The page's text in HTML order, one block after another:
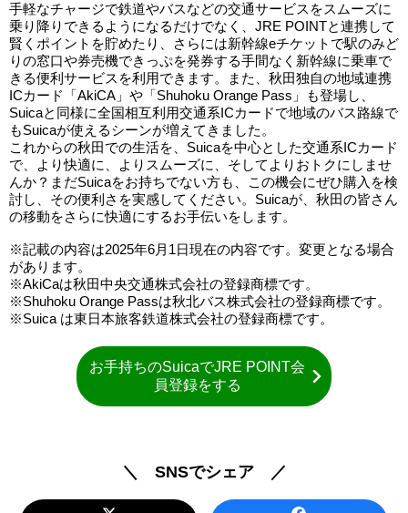
手軽なチャージで鉄道やバスなどの交通サービスをスムーズに
乗り降りできるようになるだけでなく、JRE POINTと連携して
賢くポイントを貯めたり、さらには新幹線eチケットで駅のみど
りの窓口や券売機できっぷを発券する手間なく新幹線に乗車で
きる便利サービスを利用できます。また、秋田独自の地域連携
ICカード「AkiCA」や「Shuhoku Orange Pass」も登場し、
Suicaと同様に全国相互利用交通系ICカードで地域のバス路線で
もSuicaが使えるシーンが増えてきました。
これからの秋田での生活を、Suicaを中心とした交通系ICカード
で、より快適に、よりスムーズに、そしてよりおトクにしませ
んか？まだSuicaをお持ちでない方も、この機会にぜひ購入を検
討し、その便利さを実感してください。Suicaが、秋田の皆さん
の移動をさらに快適にするお手伝いをします。
※記載の内容は2025年6月1日現在の内容です。変更となる場合
があります。
※AkiCaは秋田中央交通株式会社の登録商標です。
※Shuhoku Orange Passは秋北バス株式会社の登録商標です。
※Suica は東日本旅客鉄道株式会社の登録商標です。
お手持ちのSuicaでJRE POINT会
員登録をする
＼ SNSでシェア ／